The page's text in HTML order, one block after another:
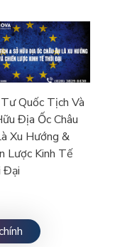
Quốc Tịch Và
Địa Ốc Châu
Xu Hướng &
Lược Kinh Tế
Đại